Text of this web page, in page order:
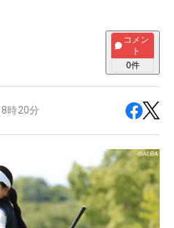
コメン
ト
0件
時20分